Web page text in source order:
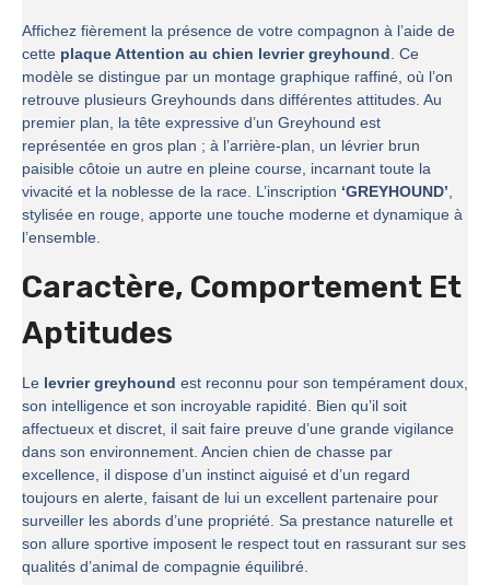
Affichez fièrement la présence de votre compagnon à l’aide de
cette plaque Attention au chien levrier greyhound. Ce
modèle se distingue par un montage graphique raffiné, où l’on
retrouve plusieurs Greyhounds dans différentes attitudes. Au
premier plan, la tête expressive d’un Greyhound est
représentée en gros plan ; à l’arrière-plan, un lévrier brun
paisible côtoie un autre en pleine course, incarnant toute la
vivacité et la noblesse de la race. L’inscription ‘GREYHOUND’,
stylisée en rouge, apporte une touche moderne et dynamique à
l’ensemble.
Caractère, Comportement Et
Aptitudes
Le levrier greyhound est reconnu pour son tempérament doux,
son intelligence et son incroyable rapidité. Bien qu’il soit
affectueux et discret, il sait faire preuve d’une grande vigilance
dans son environnement. Ancien chien de chasse par
excellence, il dispose d’un instinct aiguisé et d’un regard
toujours en alerte, faisant de lui un excellent partenaire pour
surveiller les abords d’une propriété. Sa prestance naturelle et
son allure sportive imposent le respect tout en rassurant sur ses
qualités d’animal de compagnie équilibré.